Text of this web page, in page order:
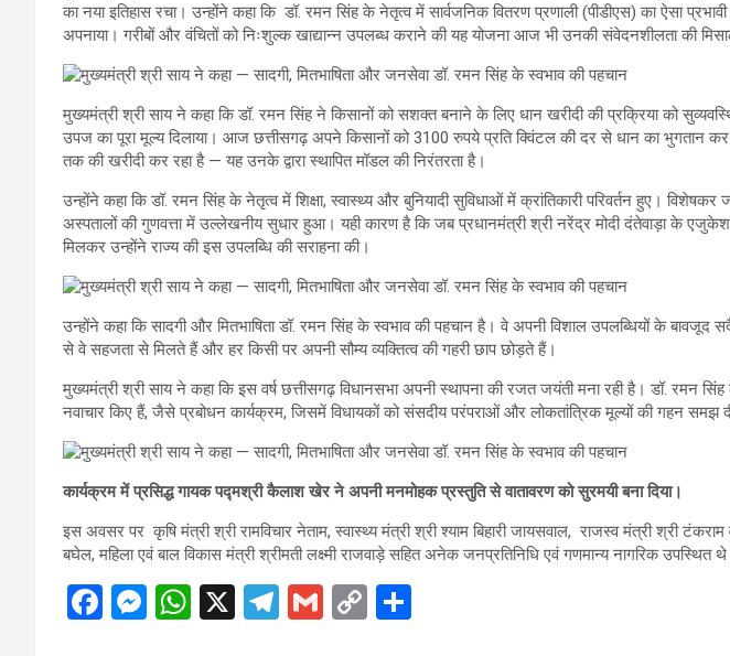
का नया इतिहास रचा। उन्होंने कहा कि डॉ. रमन सिंह के नेतृत्व में सार्वजनिक वितरण प्रणाली (पीडीएस) का ऐसा
अपनाया। गरीबों और वंचितों को निःशुल्क खाद्यान्न उपलब्ध कराने की यह योजना आज भी उनकी संवेदनशीलता की
मुख्यमंत्री श्री साय ने कहा कि डॉ. रमन सिंह ने किसानों को सशक्त बनाने के लिए धान खरीदी की प्रक्रिया को
उपज का पूरा मूल्य दिलाया। आज छत्तीसगढ़ अपने किसानों को 3100 रुपये प्रति क्विंटल की दर से धान का भुगतान
तक की खरीदी कर रहा है — यह उनके द्वारा स्थापित मॉडल की निरंतरता है।
उन्होंने कहा कि डॉ. रमन सिंह के नेतृत्व में शिक्षा, स्वास्थ्य और बुनियादी सुविधाओं में क्रांतिकारी परिवर्तन हुए।
अस्पतालों की गुणवत्ता में उल्लेखनीय सुधार हुआ। यही कारण है कि जब प्रधानमंत्री श्री नरेंद्र मोदी दंतेवाड़ा के
मिलकर उन्होंने राज्य की इस उपलब्धि की सराहना की।
उन्होंने कहा कि सादगी और मितभाषिता डॉ. रमन सिंह के स्वभाव की पहचान है। वे अपनी विशाल उपलब्धियों के बावजूद
से वे सहजता से मिलते हैं और हर किसी पर अपनी सौम्य व्यक्तित्व की गहरी छाप छोड़ते हैं।
मुख्यमंत्री श्री साय ने कहा कि इस वर्ष छत्तीसगढ़ विधानसभा अपनी स्थापना की रजत जयंती मना रही है। डॉ. रमन
नवाचार किए हैं, जैसे प्रबोधन कार्यक्रम, जिसमें विधायकों को संसदीय परंपराओं और लोकतांत्रिक मूल्यों की गहन समझ
कार्यक्रम में प्रसिद्ध गायक पद्मश्री कैलाश खेर ने अपनी मनमोहक प्रस्तुति से वातावरण को सुरमयी बना दिया।
इस अवसर पर कृषि मंत्री श्री रामविचार नेताम, स्वास्थ्य मंत्री श्री श्याम बिहारी जायसवाल, राजस्व मंत्री श्री टंकराम
बघेल, महिला एवं बाल विकास मंत्री श्रीमती लक्ष्मी राजवाड़े सहित अनेक जनप्रतिनिधि एवं गणमान्य नागरिक उपस्थित
F
M W X
T
G
C